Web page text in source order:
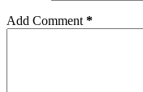
Add Comment *